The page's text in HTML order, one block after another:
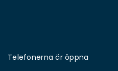
Telefonerna är öppna